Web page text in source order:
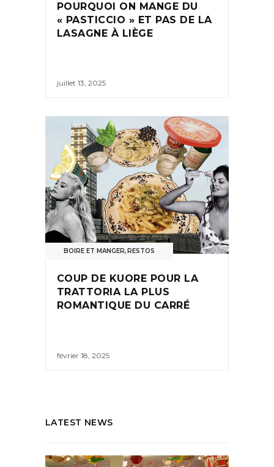
POURQUOI ON MANGE DU
« PASTICCIO » ET PAS DE LA
LASAGNE À LIÈGE
juillet 13, 2025
BOIRE ET MANGER, RESTOS
COUP DE KUORE POUR LA
TRATTORIA LA PLUS
ROMANTIQUE DU CARRÉ
février 18, 2025
LATEST NEWS